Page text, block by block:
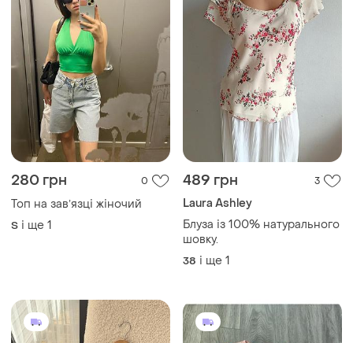
280 грн 0
Топ на завʼязці жіночий
S і ще 1
489 грн 3
Laura Ashley
Блуза із 100% натурального
шовку.
38 і ще 1